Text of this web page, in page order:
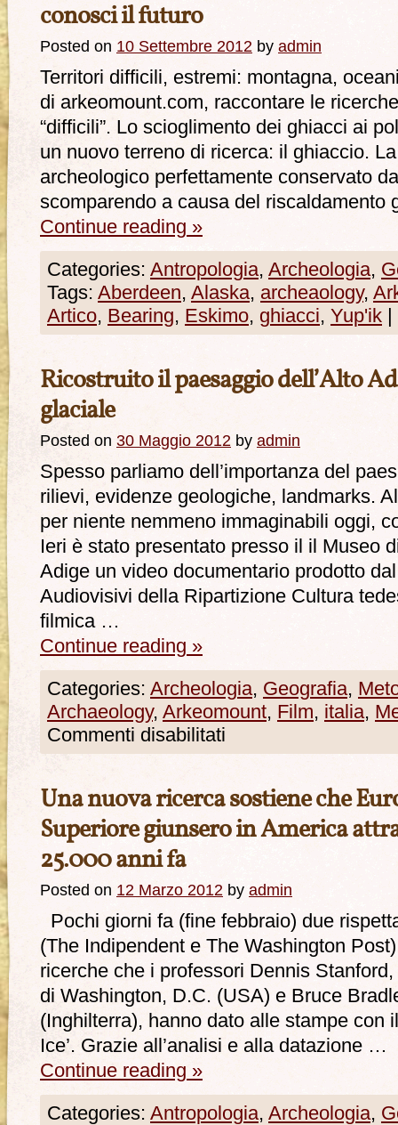
conosci il futuro
Posted on 10 Settembre 2012 by admin
Territori difficili, estremi: montagna,
di arkeomount.com, raccontare le
“difficili”. Lo scioglimento dei ghiacci ai
un nuovo terreno di ricerca: il ghiaccio.
archeologico perfettamente conservato
scomparendo a causa del
Continue reading »
Categories: Antropologia, Archeologia,
Tags: Aberdeen, Alaska, archeaology,
Artico, Bearing, Eskimo, ghiacci, Yup'ik
Ricostruito il paesaggio dell’Alto
glaciale
Posted on 30 Maggio 2012 by admin
Spesso parliamo dell’importanza del
rilievi, evidenze geologiche, landmarks.
per niente nemmeno immaginabili oggi,
Ieri è stato presentato presso il il Museo
Adige un video documentario prodotto
Audiovisivi della Ripartizione Cultura
filmica …
Continue reading »
Categories: Archeologia, Geografia,
Archaeology, Arkeomount, Film, italia,
Commenti disabilitati
Una nuova ricerca sostiene che
Superiore giunsero in America
25.000 anni fa
Posted on 12 Marzo 2012 by admin
Pochi giorni fa (fine febbraio) due
(The Indipendent e The Washington
ricerche che i professori Dennis
di Washington, D.C. (USA) e Bruce
(Inghilterra), hanno dato alle stampe con
Ice’. Grazie all’analisi e alla datazione …
Continue reading »
Categories: Antropologia, Archeologia,